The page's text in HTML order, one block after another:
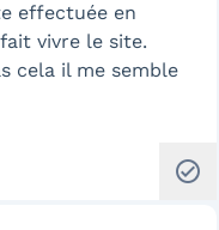
effectuée en
vivre le site.
cela il me semble
check_circle